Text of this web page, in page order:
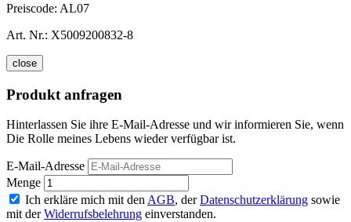
Preiscode: AL07
Art. Nr.: X5009200832-8
close
Produkt anfragen
Hinterlassen Sie ihre E-Mail-Adresse und wir informieren Sie, wenn
Die Rolle meines Lebens wieder verfügbar ist.
E-Mail-Adresse
Menge
Ich erkläre mich mit den AGB, derDatenschutzerklärung sowie
mit derWiderrufsbelehrung einverstanden.